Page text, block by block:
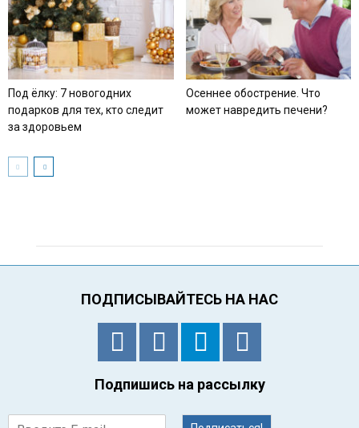
Под ёлку: 7 новогодних
подарков для тех, кто следит
за здоровьем
Осеннее обострение. Что
может навредить печени?
ПОДПИСЫВАЙТЕСЬ НА НАС
Подпишись на рассылку